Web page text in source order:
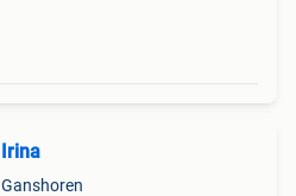
Irina
Ganshoren